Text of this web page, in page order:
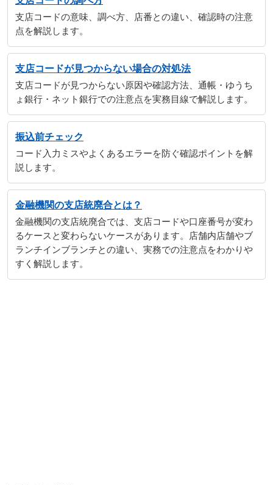
支店コードの意味、調べ方、店番との違い、確認時の注意
点を解説します。
支店コードが見つからない場合の対処法
支店コードが見つからない原因や確認方法、通帳・ゆうち
ょ銀行・ネット銀行での注意点を実務目線で解説します。
振込前チェック
コード入力ミスやよくあるエラーを防ぐ確認ポイントを解
説します。
金融機関の支店統廃合とは？
金融機関の支店統廃合では、支店コードや口座番号が変わ
るケースと変わらないケースがあります。店舗内店舗やブ
ランチインブランチとの違い、実務での注意点をわかりや
すく解説します。